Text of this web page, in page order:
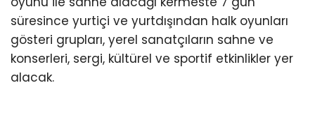
süresince yurtiçi ve yurtdışından halk oyunları
gösteri grupları, yerel sanatçıların sahne ve
konserleri, sergi, kültürel ve sportif etkinlikler yer
alacak.